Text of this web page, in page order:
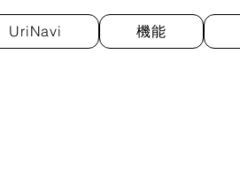
UriNavi 機能